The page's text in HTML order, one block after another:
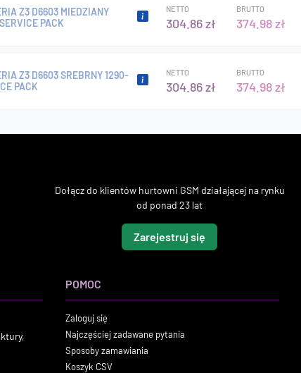
Z3 D6603 MIEDZIANY
PACK
NETTO
304.86 zł
BRUTTO
374.98 zł
Z3 D6603 SREBRNY 1290-
PACK
NETTO
304.86 zł
BRUTTO
374.98 zł
Dołącz do klientów hurtowni GSM działającej na rynku
od ponad 23 lat
Zarejestruj się
POMOC
Zaloguj się
Najczęściej zadawane pytania
Sposoby zamawiania
Koszyk CSV